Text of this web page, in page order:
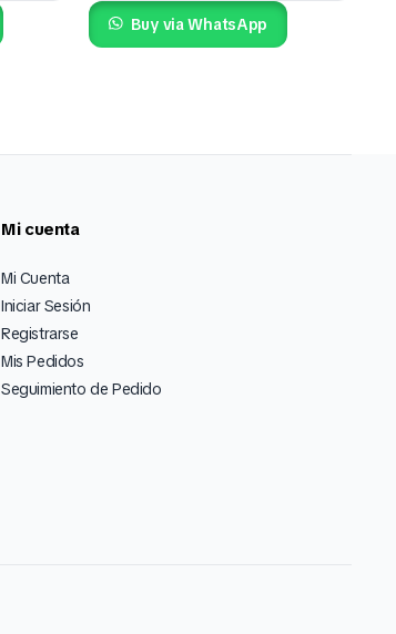
Buy via WhatsApp
Mi cuenta
Mi Cuenta
Iniciar Sesión
Registrarse
Mis Pedidos
Seguimiento de Pedido